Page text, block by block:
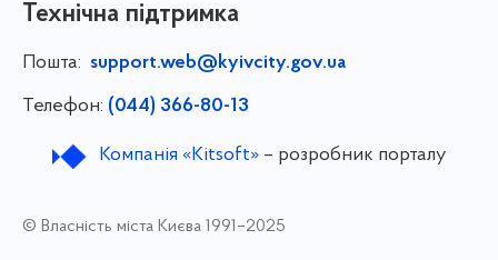
Технічна підтримка
Пошта: support.web@kyivcity.gov.ua
Телефон: (044) 366-80-13
Компанія «Kitsoft»– розробник порталу
© Власність міста Києва 1991–2025